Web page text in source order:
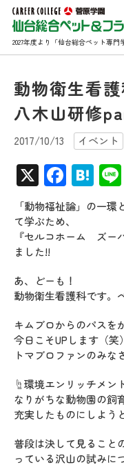
2027年度より「仙台総合ペット専
動物衛生看
八木山研修
2017/10/13 イベント
X
「動物福祉論」の一
て学ぶため、
『セルコホーム ズー
ました!!
あ、どーも！
動物衛生看護科です。
キムブロからのパス
今日こそUPします（笑）
トマブロファンのみな
☝環境エンリッチメン
なりがちな動物園の飼
充実したものにしよう
普段は決して見ること
っている沢山の試みに